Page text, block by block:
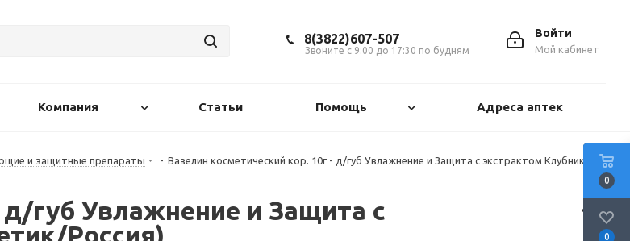
Войти
Мой кабинет
8(3822)607-507
Звоните с 9:00 до 17:30 по будням
Компания Статьи Помощь Адреса аптек
и защитные препараты - Вазелин косметический кор. 10г - д/губ Увлажнение и Защита с экстрактом Клубники
д/губ Увлажнение и Защита с
Россия)
0
0